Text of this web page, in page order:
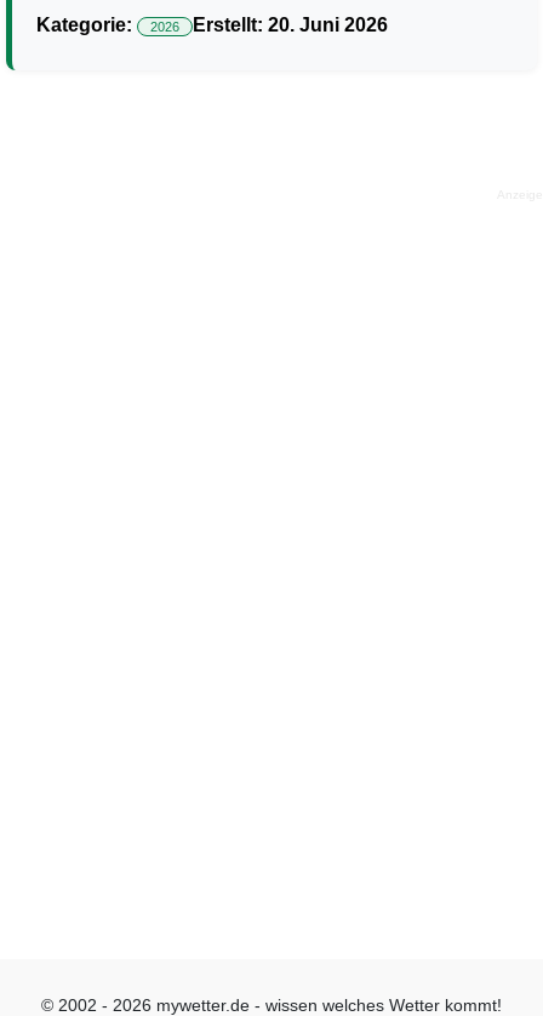
Kategorie: 2026 Erstellt: 20. Juni 2026
© 2002 - 2026 mywetter.de - wissen welches Wetter kommt!